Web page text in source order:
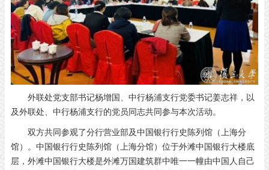
外联处党支部书记杨增国、中行杨浦支行党委书记姜志祥，以
及外联处、中行杨浦支行的党员同志共同参与本次活动。
双方共同参观了分行营业部及中国银行行史陈列馆（上海分
馆）。中国银行行史陈列馆（上海分馆）位于外滩中国银行大楼底
层，外滩中国银行大楼是外滩万国建筑群中唯一一幢由中国人自己